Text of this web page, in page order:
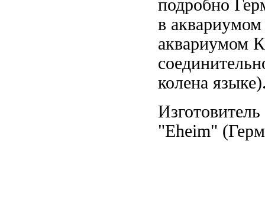
подробно
в
аквариумом
колена
"Eheim"